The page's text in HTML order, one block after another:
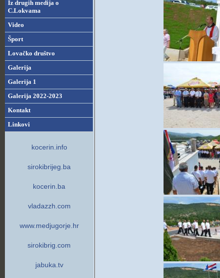
Iz drugih medija o
C.Lokvama
Video
Šport
Lovačko društvo
Galerija
Galerija 1
Galerija 2022-2023
Kontakt
Linkovi
kocerin.info
sirokibrijeg.ba
kocerin.ba
vladazzh.com
www.medjugorje.hr
sirokibrig.com
jabuka.tv